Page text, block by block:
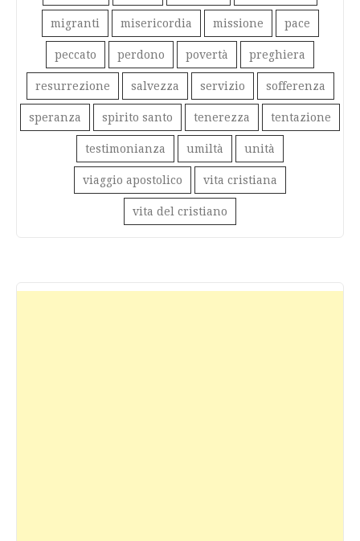
migranti misericordia missione pace
peccato perdono povertà preghiera
resurrezione salvezza servizio sofferenza
speranza spirito santo tenerezza tentazione
testimonianza umiltà unità
viaggio apostolico vita cristiana
vita del cristiano